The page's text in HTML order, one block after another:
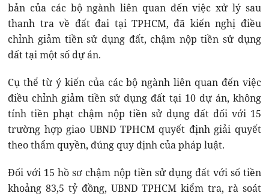
bản của các bộ ngành liên quan đến việc xử lý sau
thanh tra về đất đai tại TPHCM, đã kiến nghị điều
chỉnh giảm tiền sử dụng đất, chậm nộp tiền sử dụng
đất tại một số dự án.
Cụ thể từ ý kiến của các bộ ngành liên quan đến việc
điều chỉnh giảm tiền sử dụng đất tại 10 dự án, không
tính tiền phạt chậm nộp tiền sử dụng đất đối với 15
trường hợp giao UBND TPHCM quyết định giải quyết
theo thẩm quyền, đúng quy định của pháp luật.
Đối với 15 hồ sơ chậm nộp tiền sử dụng đất với số tiền
khoảng 83,5 tỷ đồng, UBND TPHCM kiểm tra, rà soát